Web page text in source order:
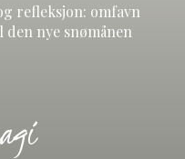
refleksjon: omfavn
nye snømånen